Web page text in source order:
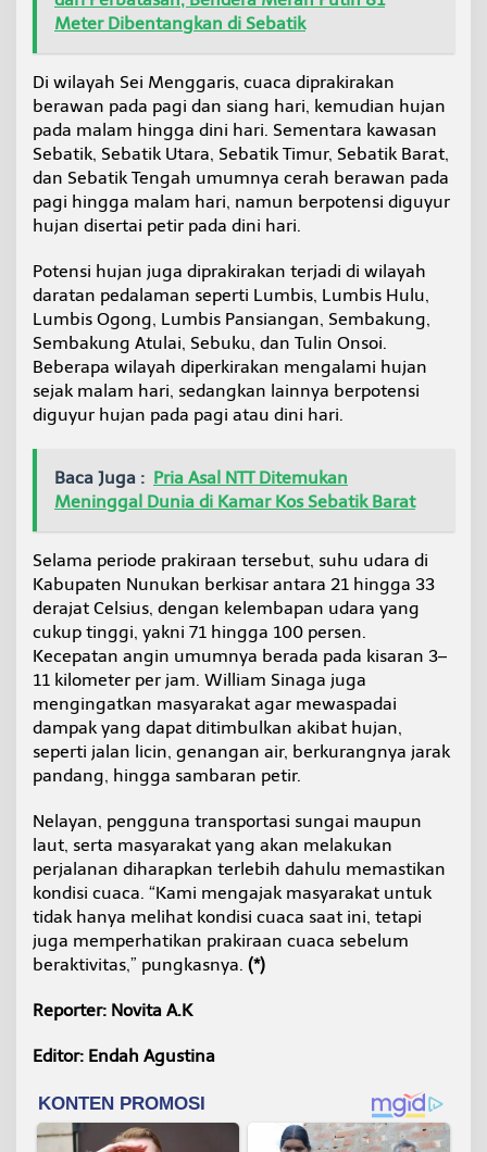
Meter Dibentangkan di Sebatik
Di wilayah Sei Menggaris, cuaca diprakirakan
berawan pada pagi dan siang hari, kemudian hujan
pada malam hingga dini hari. Sementara kawasan
Sebatik, Sebatik Utara, Sebatik Timur, Sebatik Barat,
dan Sebatik Tengah umumnya cerah berawan pada
pagi hingga malam hari, namun berpotensi diguyur
hujan disertai petir pada dini hari.
Potensi hujan juga diprakirakan terjadi di wilayah
daratan pedalaman seperti Lumbis, Lumbis Hulu,
Lumbis Ogong, Lumbis Pansiangan, Sembakung,
Sembakung Atulai, Sebuku, dan Tulin Onsoi.
Beberapa wilayah diperkirakan mengalami hujan
sejak malam hari, sedangkan lainnya berpotensi
diguyur hujan pada pagi atau dini hari.
Baca Juga : Pria Asal NTT Ditemukan
Meninggal Dunia di Kamar Kos Sebatik Barat
Selama periode prakiraan tersebut, suhu udara di
Kabupaten Nunukan berkisar antara 21 hingga 33
derajat Celsius, dengan kelembapan udara yang
cukup tinggi, yakni 71 hingga 100 persen.
Kecepatan angin umumnya berada pada kisaran 3–
11 kilometer per jam. William Sinaga juga
mengingatkan masyarakat agar mewaspadai
dampak yang dapat ditimbulkan akibat hujan,
seperti jalan licin, genangan air, berkurangnya jarak
pandang, hingga sambaran petir.
Nelayan, pengguna transportasi sungai maupun
laut, serta masyarakat yang akan melakukan
perjalanan diharapkan terlebih dahulu memastikan
kondisi cuaca. “Kami mengajak masyarakat untuk
tidak hanya melihat kondisi cuaca saat ini, tetapi
juga memperhatikan prakiraan cuaca sebelum
beraktivitas,” pungkasnya. (*)
Reporter: Novita A.K
Editor: Endah Agustina